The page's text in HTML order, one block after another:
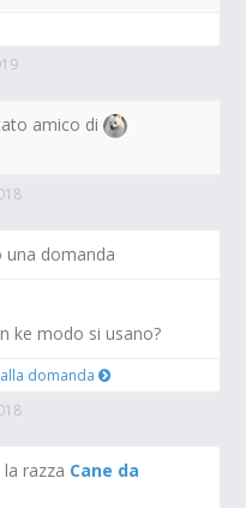
amico di
una domanda
ke modo si usano?
domanda
la razza Cane da